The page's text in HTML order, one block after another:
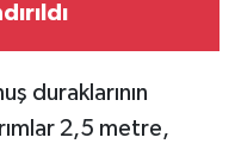
duraklarının
2,5 metre,